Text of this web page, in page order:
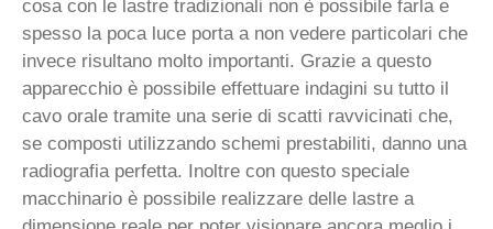
cosa con le lastre tradizionali non è possibile farla e
spesso la poca luce porta a non vedere particolari che
invece risultano molto importanti. Grazie a questo
apparecchio è possibile effettuare indagini su tutto il
cavo orale tramite una serie di scatti ravvicinati che,
se composti utilizzando schemi prestabiliti, danno una
radiografia perfetta. Inoltre con questo speciale
macchinario è possibile realizzare delle lastre a